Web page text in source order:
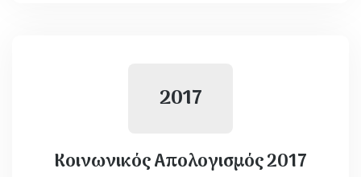
2017
Κοινωνικός Απολογισμός 2017